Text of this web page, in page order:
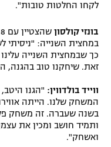
לקחו החלטות טובות".
בונזי קולסון
במחצית השנייה: "ניסיתי
כך שבמחצית השנייה
זאת. שיחקנו טוב בהגנה,
ווייד בולדווין: "הגנו
המשחק שלנו. הייתה
בשנה שעברה. זה משחק
ותמיד חושב ומכין את
ואשחק".